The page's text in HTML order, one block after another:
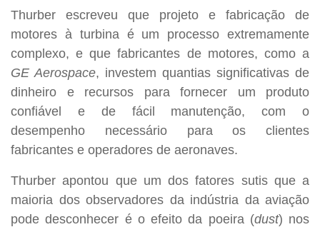
Thurber escreveu que projeto e fabricação de
motores à turbina é um processo extremamente
complexo, e que fabricantes de motores, como a
GE Aerospace, investem quantias significativas de
dinheiro e recursos para fornecer um produto
confiável e de fácil manutenção, com o
desempenho necessário para os clientes
fabricantes e operadores de aeronaves.
Thurber apontou que um dos fatores sutis que a
maioria dos observadores da indústria da aviação
pode desconhecer é o efeito da poeira (dust) nos